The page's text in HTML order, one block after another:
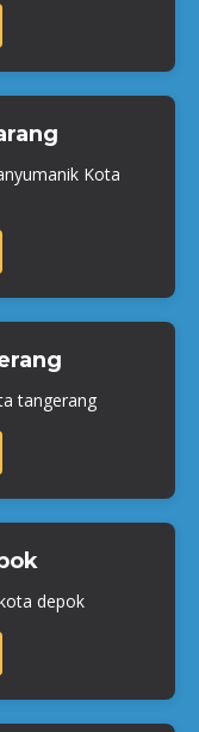
Kota
tangerang
depok